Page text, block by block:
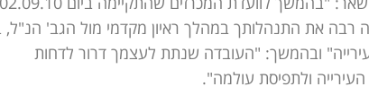
רבה את התנהלותך במהלך ראיון מקדמי מול הגב' הנ"ל,
ובהמשך: "העובדה שנתת לעצמך דרור לדחות
ולתפיסת עולמה".